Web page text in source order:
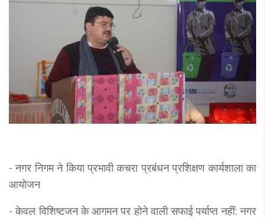
- नगर निगम ने किया प्रभावी कचरा प्रबंधन प्रशिक्षण कार्यशाला का
आयोजन
- केवल विशिष्टजन के आगमन पर होने वाली सफाई पर्याप्त नहीं: नगर